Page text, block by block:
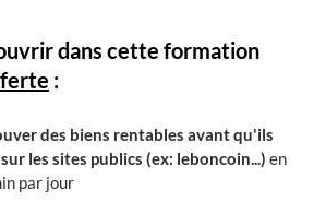
dans cette formation
:
des biens rentables avant qu'ils
les sites publics (ex: leboncoin...) en
par jour